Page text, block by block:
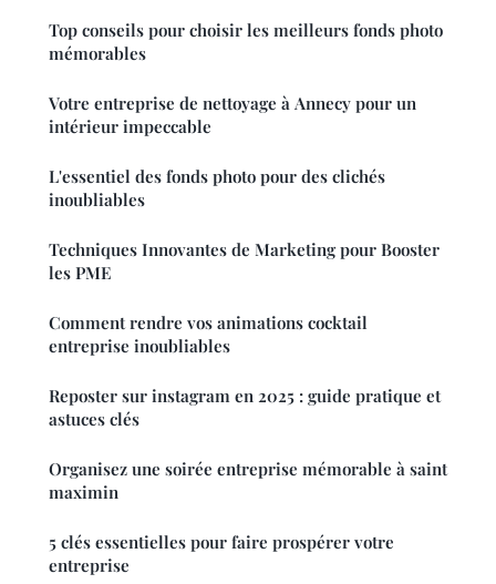
Top conseils pour choisir les meilleurs fonds photo
mémorables
Votre entreprise de nettoyage à Annecy pour un
intérieur impeccable
L'essentiel des fonds photo pour des clichés
inoubliables
Techniques Innovantes de Marketing pour Booster
les PME
Comment rendre vos animations cocktail
entreprise inoubliables
Reposter sur instagram en 2025 : guide pratique et
astuces clés
Organisez une soirée entreprise mémorable à saint
maximin
5 clés essentielles pour faire prospérer votre
entreprise